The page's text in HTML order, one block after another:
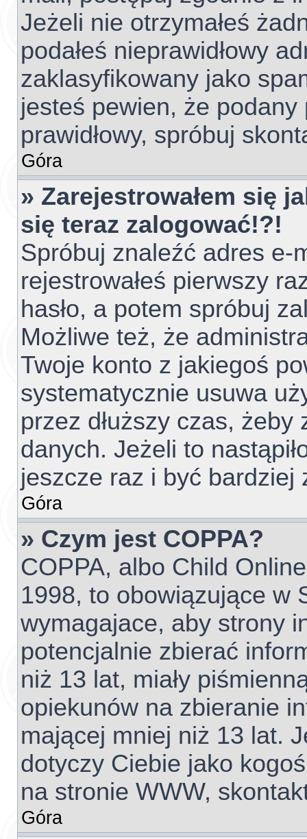
Jeżeli nie otrzymałeś
podałeś nieprawidłowy
zaklasyfikowany jako
jesteś pewien, że
prawidłowy, spróbuj
Góra
» Zarejestrowałem się
się teraz zalogować!?!
Spróbuj znaleźć adres e-
rejestrowałeś pierwszy
hasło, a potem spróbuj
Możliwe też, że
Twoje konto z jakiegoś
systematycznie usuwa
przez dłuższy czas,
danych. Jeżeli to
jeszcze raz i być
Góra
» Czym jest COPPA?
COPPA, albo Child
1998, to obowiązujące w
wymagajace, aby strony
potencjalnie zbierać
niż 13 lat, miały
opiekunów na zbieranie
mającej mniej niż 13 lat.
dotyczy Ciebie jako
na stronie WWW,
Góra